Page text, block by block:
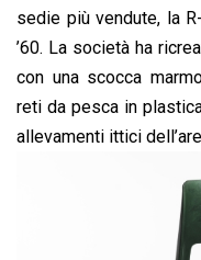
sedie più vendute, la
’60. La società ha
con una scocca
reti da pesca in
allevamenti ittici